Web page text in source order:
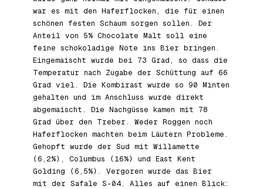
war es mit den Haferflocken, die für einen
schönen festen Schaum sorgen sollen. Der
Anteil von 5% Chocolate Malt soll eine
feine schokoladige Note ins Bier bringen.
Eingemaischt wurde bei 73 Grad, so dass die
Temperatur nach Zugabe der Schüttung auf 66
Grad viel. Die Kombirast wurde so 90 Minten
gehalten und im Anschluss wurde direkt
abgemaischt. Die Nachgüsse kamen mit 78
Grad über den Treber. Weder Roggen noch
Haferflocken machten beim Läutern Probleme.
Gehopft wurde der Sud mit Willamette
(6,2%), Columbus (16%) und East Kent
Golding (6,5%). Vergoren wurde das Bier
mit der Safale S-04. Alles auf einen Blick: